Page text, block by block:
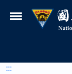
國立中央
:::